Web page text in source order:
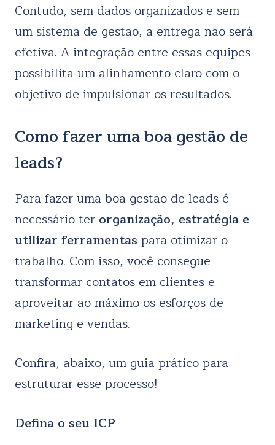
Contudo, sem dados organizados e sem
um sistema de gestão, a entrega não será
efetiva. A integração entre essas equipes
possibilita um alinhamento claro com o
objetivo de impulsionar os resultados.
Como fazer uma boa gestão de
leads?
Para fazer uma boa gestão de leads é
necessário ter organização, estratégia e
utilizar ferramentas para otimizar o
trabalho. Com isso, você consegue
transformar contatos em clientes e
aproveitar ao máximo os esforços de
marketing e vendas.
Confira, abaixo, um guia prático para
estruturar esse processo!
Defina o seu ICP